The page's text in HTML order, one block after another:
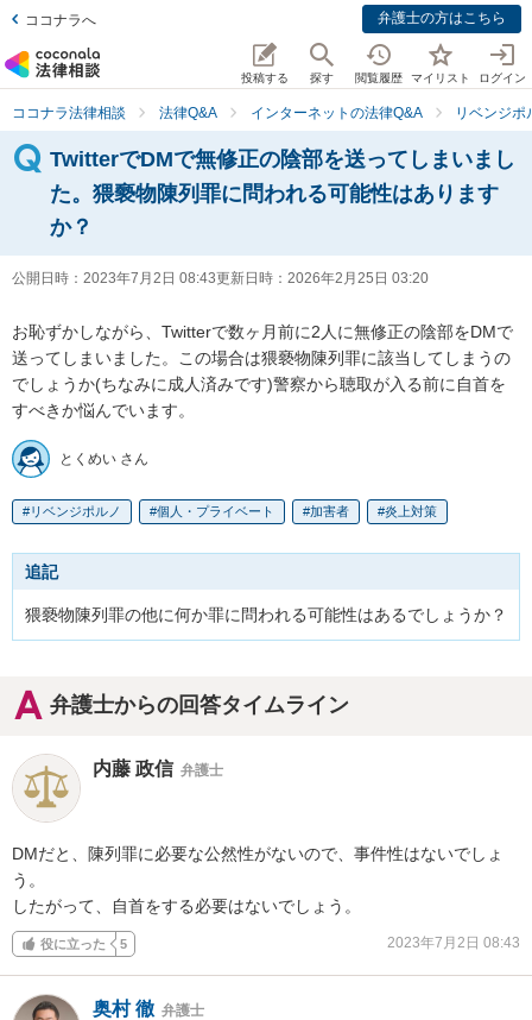
ココナラへ 弁護士の方はこちら
投稿する 探す 閲覧履歴 マイリスト ログイン
ココナラ法律相談 法律Q&A インターネットの法律Q&A リベンジポ
TwitterでDMで無修正の陰部を送ってしまいまし
た。猥褻物陳列罪に問われる可能性はあります
か？
公開日時： 2023年7月2日 08:43更新日時： 2026年2月25日 03:20
お恥ずかしながら、Twitterで数ヶ月前に2人に無修正の陰部をDMで
送ってしまいました。この場合は猥褻物陳列罪に該当してしまうの
でしょうか(ちなみに成人済みです)警察から聴取が入る前に自首を
すべきか悩んでいます。
とくめい さん
リベンジポルノ 個人・プライベート 加害者 炎上対策
追記
猥褻物陳列罪の他に何か罪に問われる可能性はあるでしょうか？
弁護士からの回答タイムライン
内藤 政信 弁護士
DMだと、陳列罪に必要な公然性がないので、事件性はないでしょ
う。
したがって、自首をする必要はないでしょう。
役に立った 5 2023年7月2日 08:43
奥村 徹 弁護士